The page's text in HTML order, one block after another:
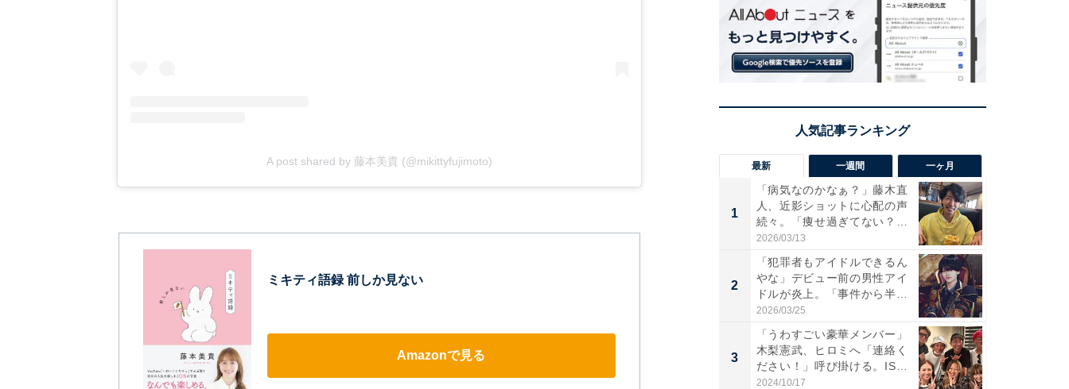
A post shared by 藤本美貴 (@mikittyfujimoto)
ミキティ語録 前しか見ない
Amazonで見る
最新 一週間 一ヶ月
1
「病気なのかなぁ？」藤木直
人、近影ショットに心配の声
続々。「痩せ過ぎてない？」
「...
2026/03/13
2
「犯罪者もアイドルできるん
やな」デビュー前の男性アイ
ドルが炎上。「事件から半年
も...
2026/03/25
3
「うわすごい豪華メンバー」
木梨憲武、ヒロミへ「連絡く
ださい！」呼び掛ける。IS
S...
2024/10/17